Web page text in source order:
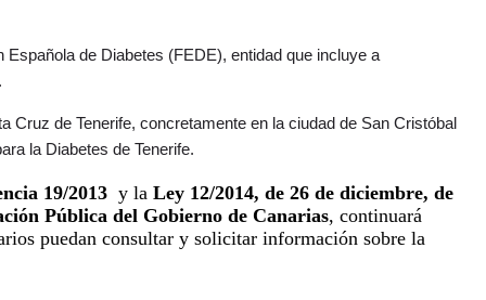
de Diabetes (FEDE), entidad que incluye a
Cruz de Tenerife, concretamente en la ciudad de San Cristóbal
la Diabetes de Tenerife.
19/2013 y la Ley 12/2014, de 26 de diciembre, de
Pública del Gobierno de Canarias, continuará
puedan consultar y solicitar información sobre la